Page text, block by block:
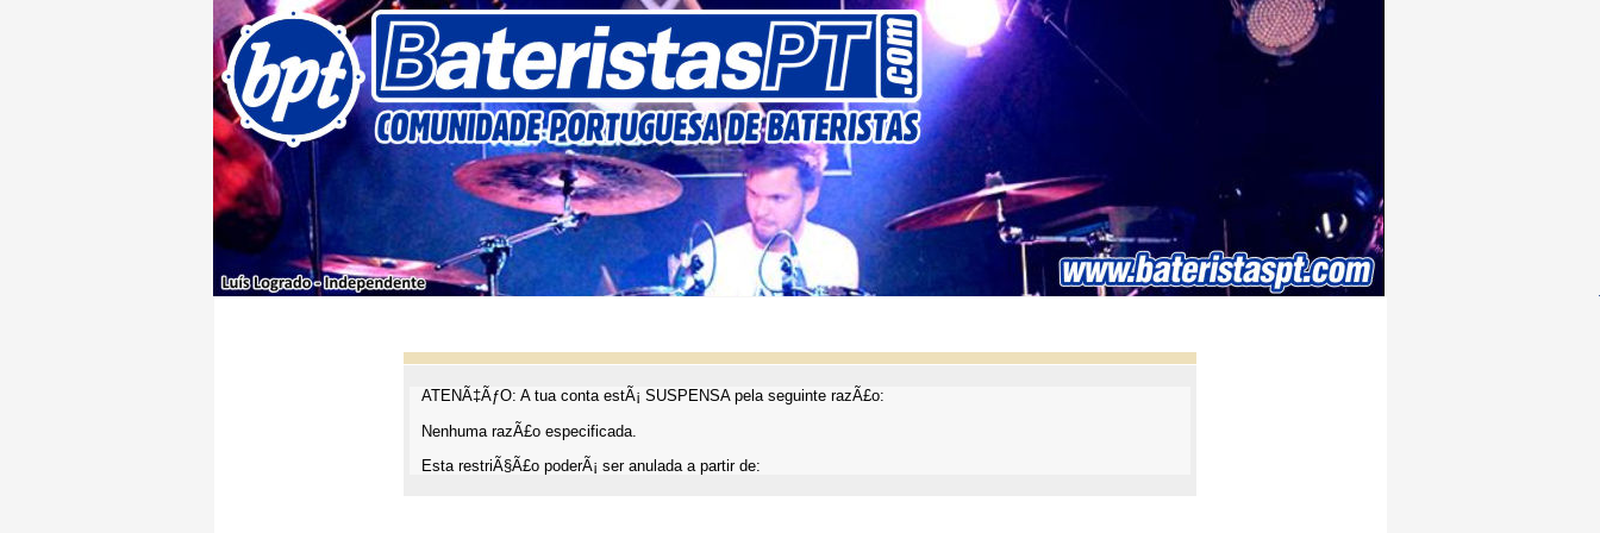
ATENÃ‡ÃƒO: A tua conta estÃ¡ SUSPENSA pela seguinte razÃ£o:
Nenhuma razÃ£o especificada.
Esta restriÃ§Ã£o poderÃ¡ ser anulada a partir de: